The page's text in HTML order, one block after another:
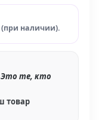
наличии).
Это те, кто
товар